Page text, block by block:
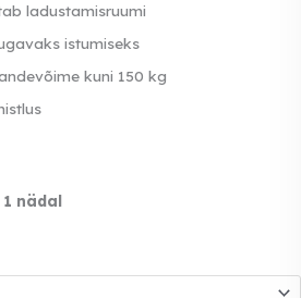
ladustamisruumi
istumiseks
kuni 150 kg
nädal